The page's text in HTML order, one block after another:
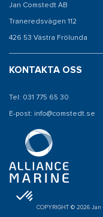
Jan Comstedt AB
Traneredsvägen 112
426 53 Västra Frölunda
KONTAKTA OSS
Tel: 031 775 65 30
E-post: info@comstedt.se
COPYRIGHT © 2026 Jan